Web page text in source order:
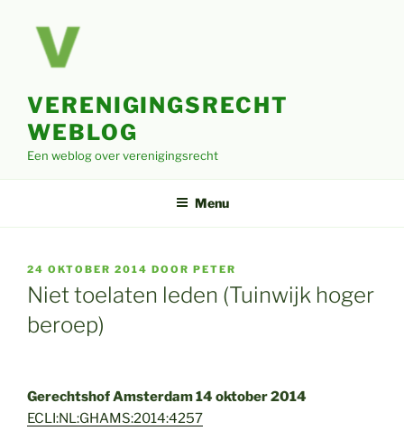
VERENIGINGSRECHT
WEBLOG
Een weblog over verenigingsrecht
Menu
GEPLAATST
OP
24 OKTOBER 2014 DOOR PETER
Niet toelaten leden (Tuinwijk hoger
beroep)
Gerechtshof Amsterdam 14 oktober 2014
ECLI:NL:GHAMS:2014:4257